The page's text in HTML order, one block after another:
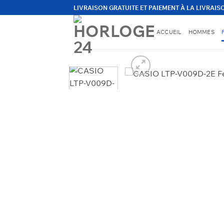
au
LIVRAISON GRATUITE ET PAIEMENT À LA
ACCUEIL HOMMES